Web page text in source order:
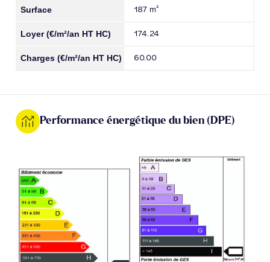
187 m²
174.24
60.00
Performance énergétique du bien (DPE)